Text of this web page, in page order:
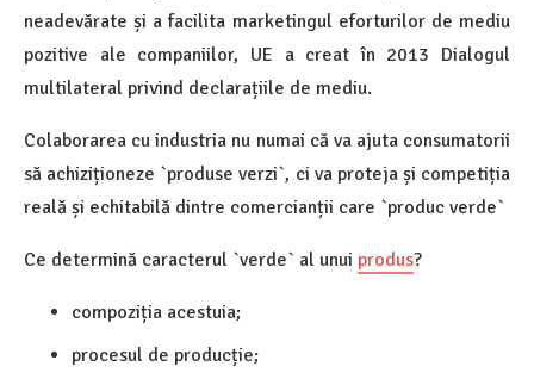
neadevărate și a facilita marketingul eforturilor de mediu
pozitive ale companiilor, UE a creat în 2013 Dialogul
multilateral privind declarațiile de mediu.
Colaborarea cu industria nu numai că va ajuta consumatorii
să achiziționeze `produse verzi`, ci va proteja și competiția
reală și echitabilă dintre comercianții care `produc verde`
Ce determină caracterul `verde` al unui produs?
compoziția acestuia;
procesul de producție;